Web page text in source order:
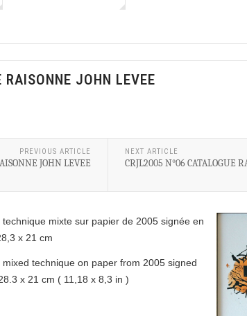
JOHN LEVEE
PREVIOUS ARTICLE
JOHN LEVEE
NEXT ARTICLE
CRJL2005 N°06 CATALOGUE
technique mixte sur papier de 2005 signée en
x 21 cm
mixed technique on paper from 2005 signed
x 21 cm ( 11,18 x 8,3 in )